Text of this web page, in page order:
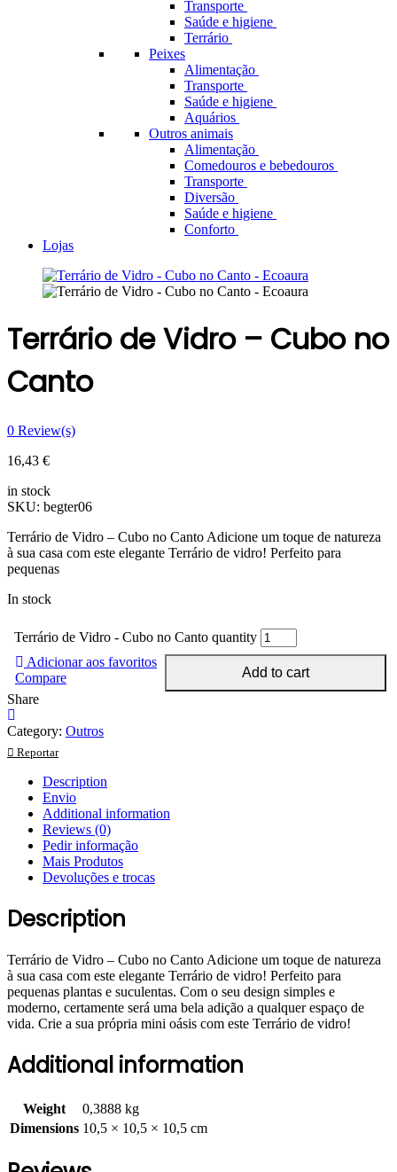
Transporte
Saúde e higiene
Terrário
Peixes
Alimentação
Transporte
Saúde e higiene
Aquários
Outros animais
Alimentação
Comedouros e bebedouros
Transporte
Diversão
Saúde e higiene
Conforto
Lojas
Terrário de Vidro – Cubo no
Canto
0 Review(s)
16,43 €
in stock
SKU: begter06
Terrário de Vidro – Cubo no Canto Adicione um toque de natureza
à sua casa com este elegante Terrário de vidro! Perfeito para
pequenas
In stock
Terrário de Vidro - Cubo no Canto quantity
Add to cart
Adicionar aos favoritos
Compare
Share
Category: Outros
Reportar
Description
Envio
Additional information
Reviews (0)
Pedir informação
Mais Produtos
Devoluções e trocas
Description
Terrário de Vidro – Cubo no Canto Adicione um toque de natureza
à sua casa com este elegante Terrário de vidro! Perfeito para
pequenas plantas e suculentas. Com o seu design simples e
moderno, certamente será uma bela adição a qualquer espaço de
vida. Crie a sua própria mini oásis com este Terrário de vidro!
Additional information
Weight
0,3888 kg
Dimensions 10,5 × 10,5 × 10,5 cm